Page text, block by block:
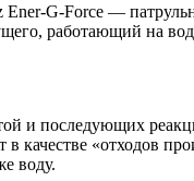
Ener-G-Force —
работающий на
и последующих
в качестве «отходов
воду.